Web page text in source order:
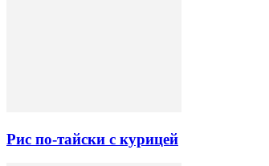
Рис по-тайски с курицей